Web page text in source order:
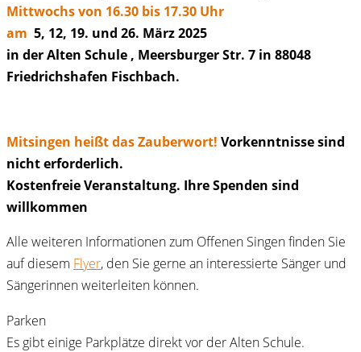
Mittwochs von 16.30 bis 17.30 Uhr
am 5, 12, 19. und 26. März 2025
in der Alten Schule , Meersburger Str. 7 in 88048
Friedrichshafen Fischbach.
Mitsingen heißt das Zauberwort! Vorkenntnisse sind
nicht erforderlich.
Kostenfreie Veranstaltung. Ihre Spenden sind
willkommen
Alle weiteren Informationen zum Offenen Singen finden Sie
auf diesem Flyer, den Sie gerne an interessierte Sänger und
Sängerinnen weiterleiten können.
Parken
Es gibt einige Parkplätze direkt vor der Alten Schule.